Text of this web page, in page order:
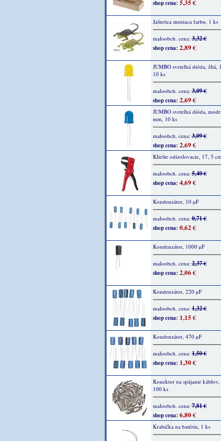
shop cena: 5,35 €
Jašterica meniaca farbu, 1 ks
maloobch. cena:3,32 €
shop cena: 2,89 €
JUMBO sveteľná dióda, žltá,
10 ks
maloobch. cena:3,09 €
shop cena: 2,69 €
JUMBO sveteľná dióda,
mm, 10 ks
maloobch. cena:3,09 €
shop cena: 2,69 €
Kliešte odizolovacie, 17, 5
maloobch. cena:5,40 €
shop cena: 4,69 €
Kondenzátor, 10 µF
maloobch. cena:0,71 €
shop cena: 0,62 €
Kondenzátor, 1000 µF
maloobch. cena:2,37 €
shop cena: 2,06 €
Kondenzátor, 220 µF
maloobch. cena:1,32 €
shop cena: 1,15 €
Kondenzátor, 470 µF
maloobch. cena:1,50 €
shop cena: 1,30 €
Konektor na spájanie
100 ks
maloobch. cena:7,81 €
shop cena: 6,80 €
Krabička na batériu, 1 ks